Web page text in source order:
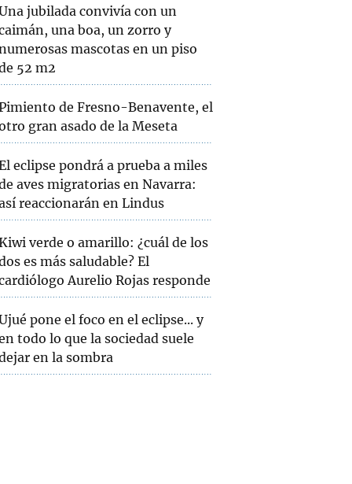
jubilada convivía con un
una boa, un zorro y
mascotas en un piso
52 m2
de Fresno-Benavente, el
gran asado de la Meseta
eclipse pondrá a prueba a miles
aves migratorias en Navarra:
reaccionarán en Lindus
verde o amarillo: ¿cuál de los
es más saludable? El
Aurelio Rojas responde
pone el foco en el eclipse... y
todo lo que la sociedad suele
en la sombra